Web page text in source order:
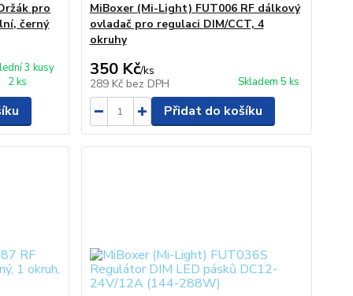
pro
černý
3 kusy
2 ks
MiBoxer (Mi-Light) FUT006 RF dálkový
ovladač pro regulaci DIM/CCT, 4
okruhy
350 Kč/ks
289 Kč bez DPH Skladem 5 ks
Přidat do košíku